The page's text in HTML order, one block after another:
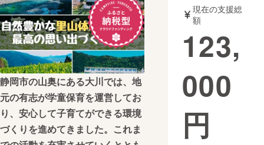
アート・写真 音楽
テクノロジー・ガジェット ゲーム・サ
映像・映画
ビジネス・起業
まちづくり・地域活性化
静岡市の山奥にある大川では、地
元の有志が学童保育を運営してお
り、安心して子育てができる環境
づくりを進めてきました。これま
現在の支援総
額
123,
000
円